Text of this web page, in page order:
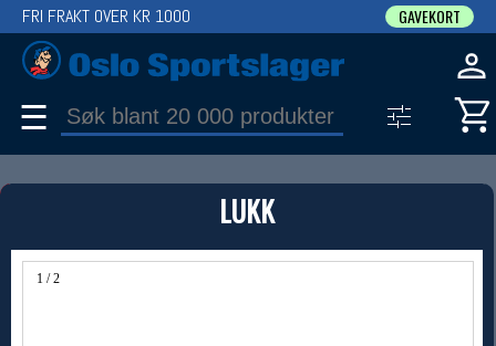
LUKK
1 / 2
FRI FRAKT OVER KR 1000 GAVEKORT
☰
PRODUKT
Produkter (1)
Bruk filter til å spisse søket